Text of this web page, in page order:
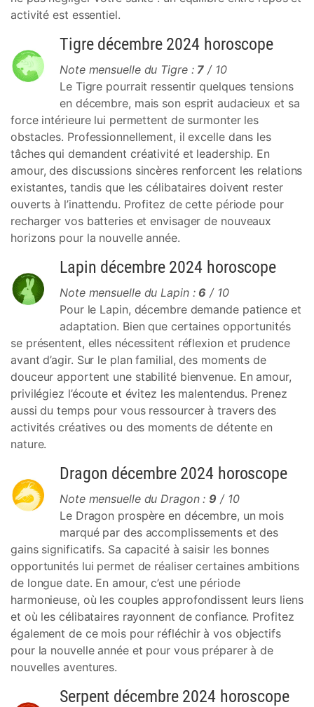
activité est essentiel.
Tigre décembre 2024 horoscope
Note mensuelle du Tigre : 7 / 10
Le Tigre pourrait ressentir quelques tensions
en décembre, mais son esprit audacieux et sa
force intérieure lui permettent de surmonter les
obstacles. Professionnellement, il excelle dans les
tâches qui demandent créativité et leadership. En
amour, des discussions sincères renforcent les relations
existantes, tandis que les célibataires doivent rester
ouverts à l’inattendu. Profitez de cette période pour
recharger vos batteries et envisager de nouveaux
horizons pour la nouvelle année.
Lapin décembre 2024 horoscope
Note mensuelle du Lapin : 6 / 10
Pour le Lapin, décembre demande patience et
adaptation. Bien que certaines opportunités
se présentent, elles nécessitent réflexion et prudence
avant d’agir. Sur le plan familial, des moments de
douceur apportent une stabilité bienvenue. En amour,
privilégiez l’écoute et évitez les malentendus. Prenez
aussi du temps pour vous ressourcer à travers des
activités créatives ou des moments de détente en
nature.
Dragon décembre 2024 horoscope
Note mensuelle du Dragon : 9 / 10
Le Dragon prospère en décembre, un mois
marqué par des accomplissements et des
gains significatifs. Sa capacité à saisir les bonnes
opportunités lui permet de réaliser certaines ambitions
de longue date. En amour, c’est une période
harmonieuse, où les couples approfondissent leurs liens
et où les célibataires rayonnent de confiance. Profitez
également de ce mois pour réfléchir à vos objectifs
pour la nouvelle année et pour vous préparer à de
nouvelles aventures.
Serpent décembre 2024 horoscope